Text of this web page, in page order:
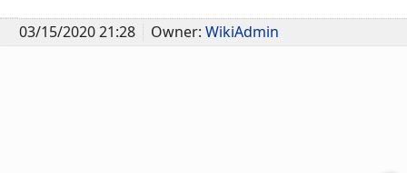
03/15/2020 21:28 Owner: WikiAdmin